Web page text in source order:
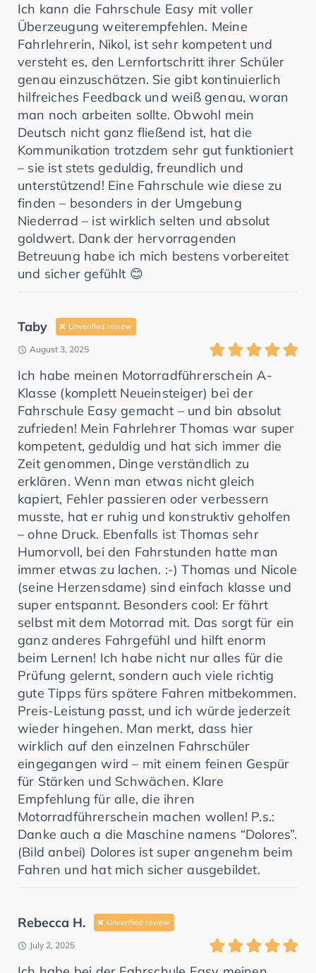
Ich kann die Fahrschule Easy mit voller
Überzeugung weiterempfehlen. Meine
Fahrlehrerin, Nikol, ist sehr kompetent und
versteht es, den Lernfortschritt ihrer Schüler
genau einzuschätzen. Sie gibt kontinuierlich
hilfreiches Feedback und weiß genau, woran
man noch arbeiten sollte. Obwohl mein
Deutsch nicht ganz fließend ist, hat die
Kommunikation trotzdem sehr gut funktioniert
– sie ist stets geduldig, freundlich und
unterstützend! Eine Fahrschule wie diese zu
finden – besonders in der Umgebung
Niederrad – ist wirklich selten und absolut
goldwert. Dank der hervorragenden
Betreuung habe ich mich bestens vorbereitet
und sicher gefühlt 😊
Taby Unverified review
August 3, 2025
Ich habe meinen Motorradführerschein A-
Klasse (komplett Neueinsteiger) bei der
Fahrschule Easy gemacht – und bin absolut
zufrieden! Mein Fahrlehrer Thomas war super
kompetent, geduldig und hat sich immer die
Zeit genommen, Dinge verständlich zu
erklären. Wenn man etwas nicht gleich
kapiert, Fehler passieren oder verbessern
musste, hat er ruhig und konstruktiv geholfen
– ohne Druck. Ebenfalls ist Thomas sehr
Humorvoll, bei den Fahrstunden hatte man
immer etwas zu lachen. :-) Thomas und Nicole
(seine Herzensdame) sind einfach klasse und
super entspannt. Besonders cool: Er fährt
selbst mit dem Motorrad mit. Das sorgt für ein
ganz anderes Fahrgefühl und hilft enorm
beim Lernen! Ich habe nicht nur alles für die
Prüfung gelernt, sondern auch viele richtig
gute Tipps fürs spätere Fahren mitbekommen.
Preis-Leistung passt, und ich würde jederzeit
wieder hingehen. Man merkt, dass hier
wirklich auf den einzelnen Fahrschüler
eingegangen wird – mit einem feinen Gespür
für Stärken und Schwächen. Klare
Empfehlung für alle, die ihren
Motorradführerschein machen wollen! P.s.:
Danke auch a die Maschine namens “Dolores”.
(Bild anbei) Dolores ist super angenehm beim
Fahren und hat mich sicher ausgebildet.
Rebecca H. Unverified review
July 2, 2025